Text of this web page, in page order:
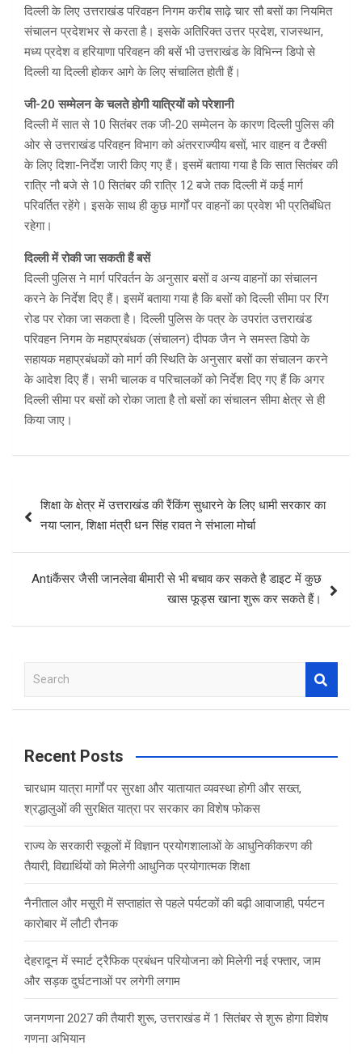
दिल्ली के लिए उत्तराखंड परिवहन निगम करीब साढ़े चार सौ बसों का नियमित
संचालन प्रदेशभर से करता है। इसके अतिरिक्त उत्तर प्रदेश, राजस्थान,
मध्य प्रदेश व हरियाणा परिवहन की बसें भी उत्तराखंड के विभिन्न डिपो से
दिल्ली या दिल्ली होकर आगे के लिए संचालित होती हैं।
जी-20 सम्मेलन के चलते होगी यात्रियों को परेशानी
दिल्ली में सात से 10 सितंबर तक जी-20 सम्मेलन के कारण दिल्ली पुलिस की
ओर से उत्तराखंड परिवहन विभाग को अंतरराज्यीय बसों, भार वाहन व टैक्सी
के लिए दिशा-निर्देश जारी किए गए हैं। इसमें बताया गया है कि सात सितंबर की
रात्रि नौ बजे से 10 सितंबर की रात्रि 12 बजे तक दिल्ली में कई मार्ग
परिवर्तित रहेंगे। इसके साथ ही कुछ मार्गों पर वाहनों का प्रवेश भी प्रतिबंधित
रहेगा।
दिल्ली में रोकी जा सकती हैं बसें
दिल्ली पुलिस ने मार्ग परिवर्तन के अनुसार बसों व अन्य वाहनों का संचालन
करने के निर्देश दिए हैं। इसमें बताया गया है कि बसों को दिल्ली सीमा पर रिंग
रोड पर रोका जा सकता है। दिल्ली पुलिस के पत्र के उपरांत उत्तराखंड
परिवहन निगम के महाप्रबंधक (संचालन) दीपक जैन ने समस्त डिपो के
सहायक महाप्रबंधकों को मार्ग की स्थिति के अनुसार बसों का संचालन करने
के आदेश दिए हैं। सभी चालक व परिचालकों को निर्देश दिए गए हैं कि अगर
दिल्ली सीमा पर बसों को रोका जाता है तो बसों का संचालन सीमा क्षेत्र से ही
किया जाए।
navigation
शिक्षा के क्षेत्र में उत्तराखंड की रैंकिंग सुधारने के लिए धामी सरकार का
नया प्लान, शिक्षा मंत्री धन सिंह रावत ने संभाला मोर्चा
Antiकैंसर जैसी जानलेवा बीमारी से भी बचाव कर सकते है डाइट में कुछ
खास फूड्स खाना शुरू कर सकते हैं।
a
c
Recent Posts
चारधाम यात्रा मार्गों पर सुरक्षा और यातायात व्यवस्था होगी और सख्त,
श्रद्धालुओं की सुरक्षित यात्रा पर सरकार का विशेष फोकस
राज्य के सरकारी स्कूलों में विज्ञान प्रयोगशालाओं के आधुनिकीकरण की
तैयारी, विद्यार्थियों को मिलेगी आधुनिक प्रयोगात्मक शिक्षा
नैनीताल और मसूरी में सप्ताहांत से पहले पर्यटकों की बढ़ी आवाजाही, पर्यटन
कारोबार में लौटी रौनक
देहरादून में स्मार्ट ट्रैफिक प्रबंधन परियोजना को मिलेगी नई रफ्तार, जाम
और सड़क दुर्घटनाओं पर लगेगी लगाम
जनगणना 2027 की तैयारी शुरू, उत्तराखंड में 1 सितंबर से शुरू होगा विशेष
गणना अभियान